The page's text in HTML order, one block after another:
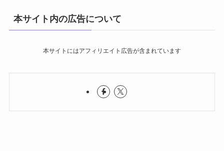
本サイト内の広告について
本サイトにはアフィリエイト広告が含まれています